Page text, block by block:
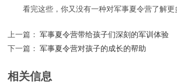
看完这些，你又没有一种对军事夏令营了解更
上一篇： 军事夏令营带给孩子们深刻的军训体验
下一篇： 军事夏令营对孩子的成长的帮助
相关信息